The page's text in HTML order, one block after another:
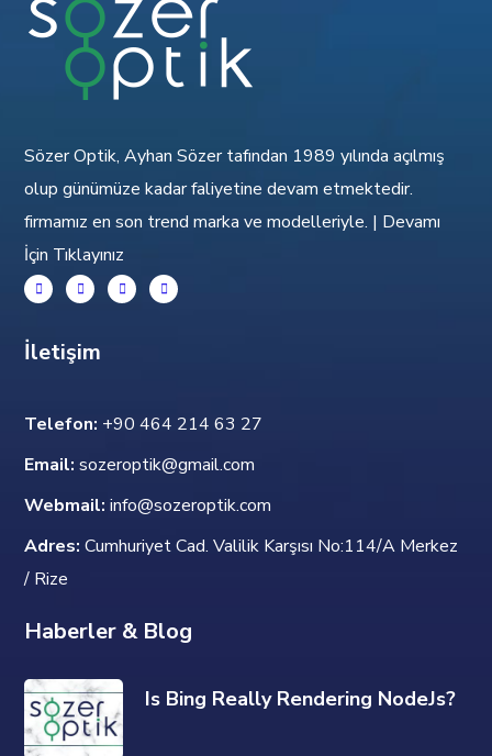
Sözer Optik, Ayhan Sözer tafından 1989 yılında açılmış
olup günümüze kadar faliyetine devam etmektedir.
firmamız en son trend marka ve modelleriyle. | Devamı
İçin Tıklayınız
İletişim
Telefon: +90 464 214 63 27
Email: sozeroptik@gmail.com
Webmail: info@sozeroptik.com
Adres: Cumhuriyet Cad. Valilik Karşısı No:114/A Merkez
/ Rize
Haberler & Blog
Is Bing Really Rendering NodeJs?